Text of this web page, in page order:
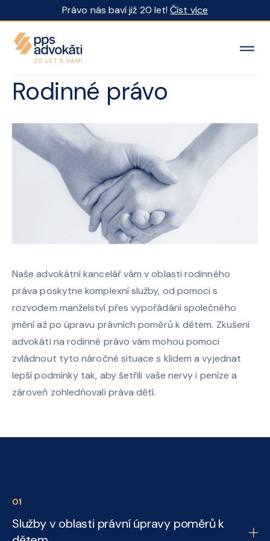
Právo nás baví již 20 let!Číst více
Rodinné právo
Naše advokátní kancelář vám v oblasti rodinného
práva poskytne komplexní služby, od pomoci s
rozvodem manželství přes vypořádání společného
jmění až po úpravu právních poměrů k dětem. Zkušení
advokáti na rodinné právo vám mohou pomoci
zvládnout tyto náročné situace s klidem a vyjednat
lepší podmínky tak, aby šetřili vaše nervy i peníze a
zároveň zohledňovali práva dětí.
01
Služby v oblasti právní úpravy poměrů k